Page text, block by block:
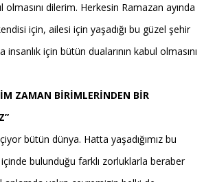
dilerim. Herkesin Ramazan ayında
için, ailesi için yaşadığı bu güzel şehir
için bütün dualarının kabul olmasını
ZAMAN BİRİMLERİNDEN BİR
bütün dünya. Hatta yaşadığımız bu
bulunduğu farklı zorluklarla beraber